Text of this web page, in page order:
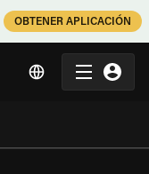
OBTENER APLICACIÓN